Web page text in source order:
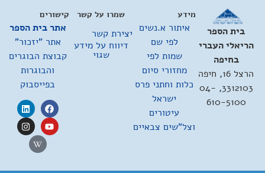
בית הספר
הריאלי העברי
בחיפה
הרצל 16, חיפה
3312103, 04-
610-5100
מידע
איתור א.נשים
לפי שם
שמות לפי
מחזורי סיום
כלות וחתני פרס
ישראל
עיטורים
וצל"שים צבאיים
קישורים
אתר בית הספר
אתר "יזכור"
קבוצת הבוגרים
והבוגרות
בפייסבוק
שמרו על קשר
יצירת קשר
דיווח על מידע
שגוי